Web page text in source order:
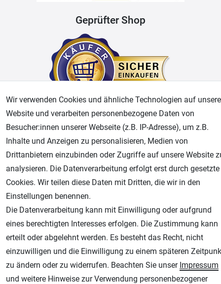
Geprüfter Shop
AGB Widerrufsrecht Datenschutz Impressum
Unsere weiteren Shops:
Airbrush-City
Modellbau-City
Plotter-City
Schneideplotter, Transferpressen, Siebdruck und Plotterfolien
Im Shop Kaufen
Küchen Zubehör - Haus/Garten - Tierbedarf
Wir verwenden Cookies und ähnliche Technologien auf
Website und verarbeiten personenbezogene Daten von
Besucher:innen unserer Webseite (z.B. IP-Adresse), um z.B.
Inhalte und Anzeigen zu personalisieren, Medien von
Drittanbietern einzubinden oder Zugriffe auf unsere Website
analysieren. Die Datenverarbeitung erfolgt erst durch gesetzte
Cookies. Wir teilen diese Daten mit Dritten, die wir in den
Einstellungen benennen.
Die Datenverarbeitung kann mit Einwilligung oder aufgrund
eines berechtigten Interesses erfolgen. Die Zustimmung kann
erteilt oder abgelehnt werden. Es besteht das Recht, nicht
einzuwilligen und die Einwilligung zu einem späteren
zu ändern oder zu widerrufen. Beachten Sie unser Impressum
und weitere Hinweise zur Verwendung personenbezogener